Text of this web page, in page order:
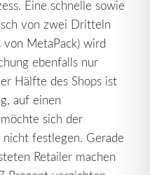
Eine schnelle sowie
von zwei Dritteln
von MetaPack) wird
ebenfalls nur
Hälfte des Shops ist
auf einen
möchte sich der
festlegen. Gerade
Retailer machen